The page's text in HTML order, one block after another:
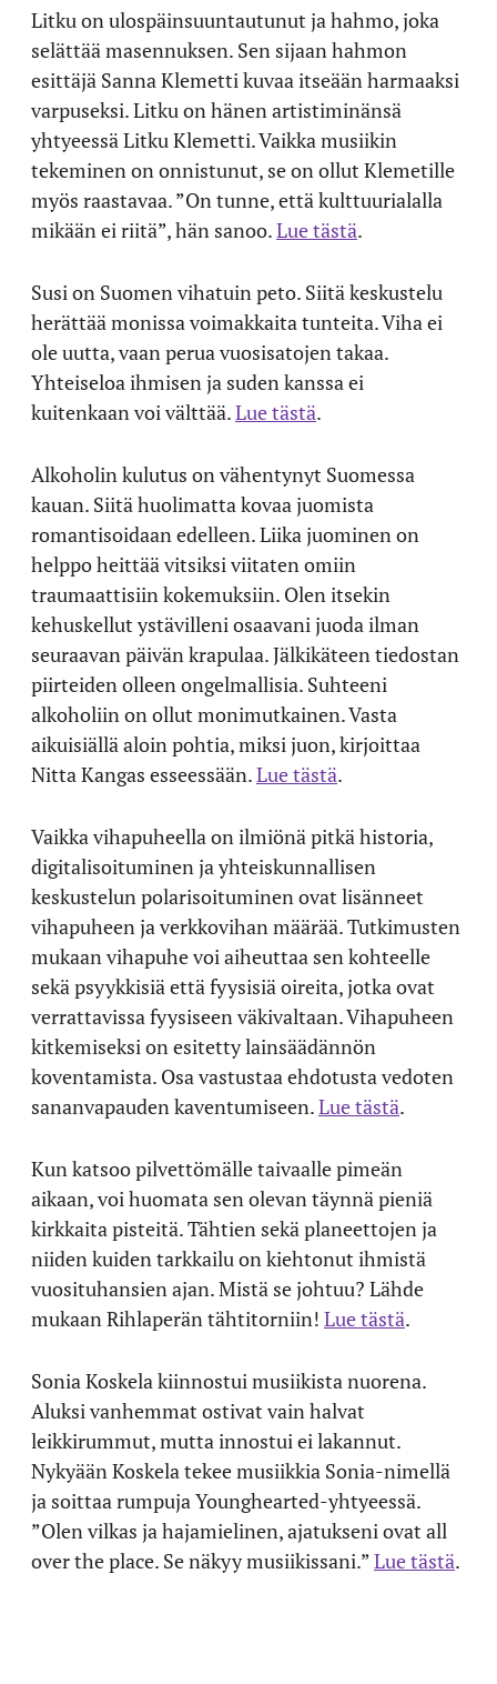
Litku on ulospäinsuuntautunut ja hahmo, joka
selättää masennuksen. Sen sijaan hahmon
esittäjä Sanna Klemetti kuvaa itseään harmaaksi
varpuseksi. Litku on hänen artistiminänsä
yhtyeessä Litku Klemetti. Vaikka musiikin
tekeminen on onnistunut, se on ollut Klemetille
myös raastavaa. ”On tunne, että kulttuurialalla
mikään ei riitä”, hän sanoo.Lue tästä.
Susi on Suomen vihatuin peto. Siitä keskustelu
herättää monissa voimakkaita tunteita. Viha ei
ole uutta, vaan perua vuosisatojen takaa.
Yhteiseloa ihmisen ja suden kanssa ei
kuitenkaan voi välttää.Lue tästä.
Alkoholin kulutus on vähentynyt Suomessa
kauan. Siitä huolimatta kovaa juomista
romantisoidaan edelleen. Liika juominen on
helppo heittää vitsiksi viitaten omiin
traumaattisiin kokemuksiin. Olen itsekin
kehuskellut ystävilleni osaavani juoda ilman
seuraavan päivän krapulaa. Jälkikäteen tiedostan
piirteiden olleen ongelmallisia. Suhteeni
alkoholiin on ollut monimutkainen. Vasta
aikuisiällä aloin pohtia, miksi juon, kirjoittaa
Nitta Kangas esseessään.Lue tästä.
Vaikka vihapuheella on ilmiönä pitkä historia,
digitalisoituminen ja yhteiskunnallisen
keskustelun polarisoituminen ovat lisänneet
vihapuheen ja verkkovihan määrää. Tutkimusten
mukaan vihapuhe voi aiheuttaa sen kohteelle
sekä psyykkisiä että fyysisiä oireita, jotka ovat
verrattavissa fyysiseen väkivaltaan. Vihapuheen
kitkemiseksi on esitetty lainsäädännön
koventamista. Osa vastustaa ehdotusta vedoten
sananvapauden kaventumiseen.Lue tästä.
Kun katsoo pilvettömälle taivaalle pimeän
aikaan, voi huomata sen olevan täynnä pieniä
kirkkaita pisteitä. Tähtien sekä planeettojen ja
niiden kuiden tarkkailu on kiehtonut ihmistä
vuosituhansien ajan. Mistä se johtuu? Lähde
mukaan Rihlaperän tähtitorniin! Lue tästä.
Sonia Koskela kiinnostui musiikista nuorena.
Aluksi vanhemmat ostivat vain halvat
leikkirummut, mutta innostui ei lakannut.
Nykyään Koskela tekee musiikkia Sonia-nimellä
ja soittaa rumpuja Younghearted-yhtyeessä.
”Olen vilkas ja hajamielinen, ajatukseni ovat all
over the place. Se näkyy musiikissani.”Lue tästä.